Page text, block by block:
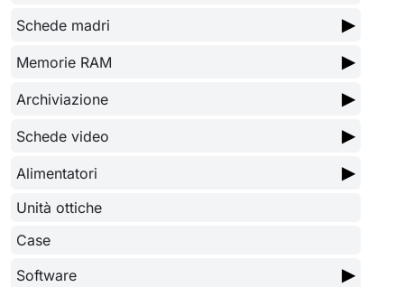
Schede madri ▶
Memorie RAM ▶
Archiviazione ▶
Schede video ▶
Alimentatori ▶
Unità ottiche
Case
Software
▶